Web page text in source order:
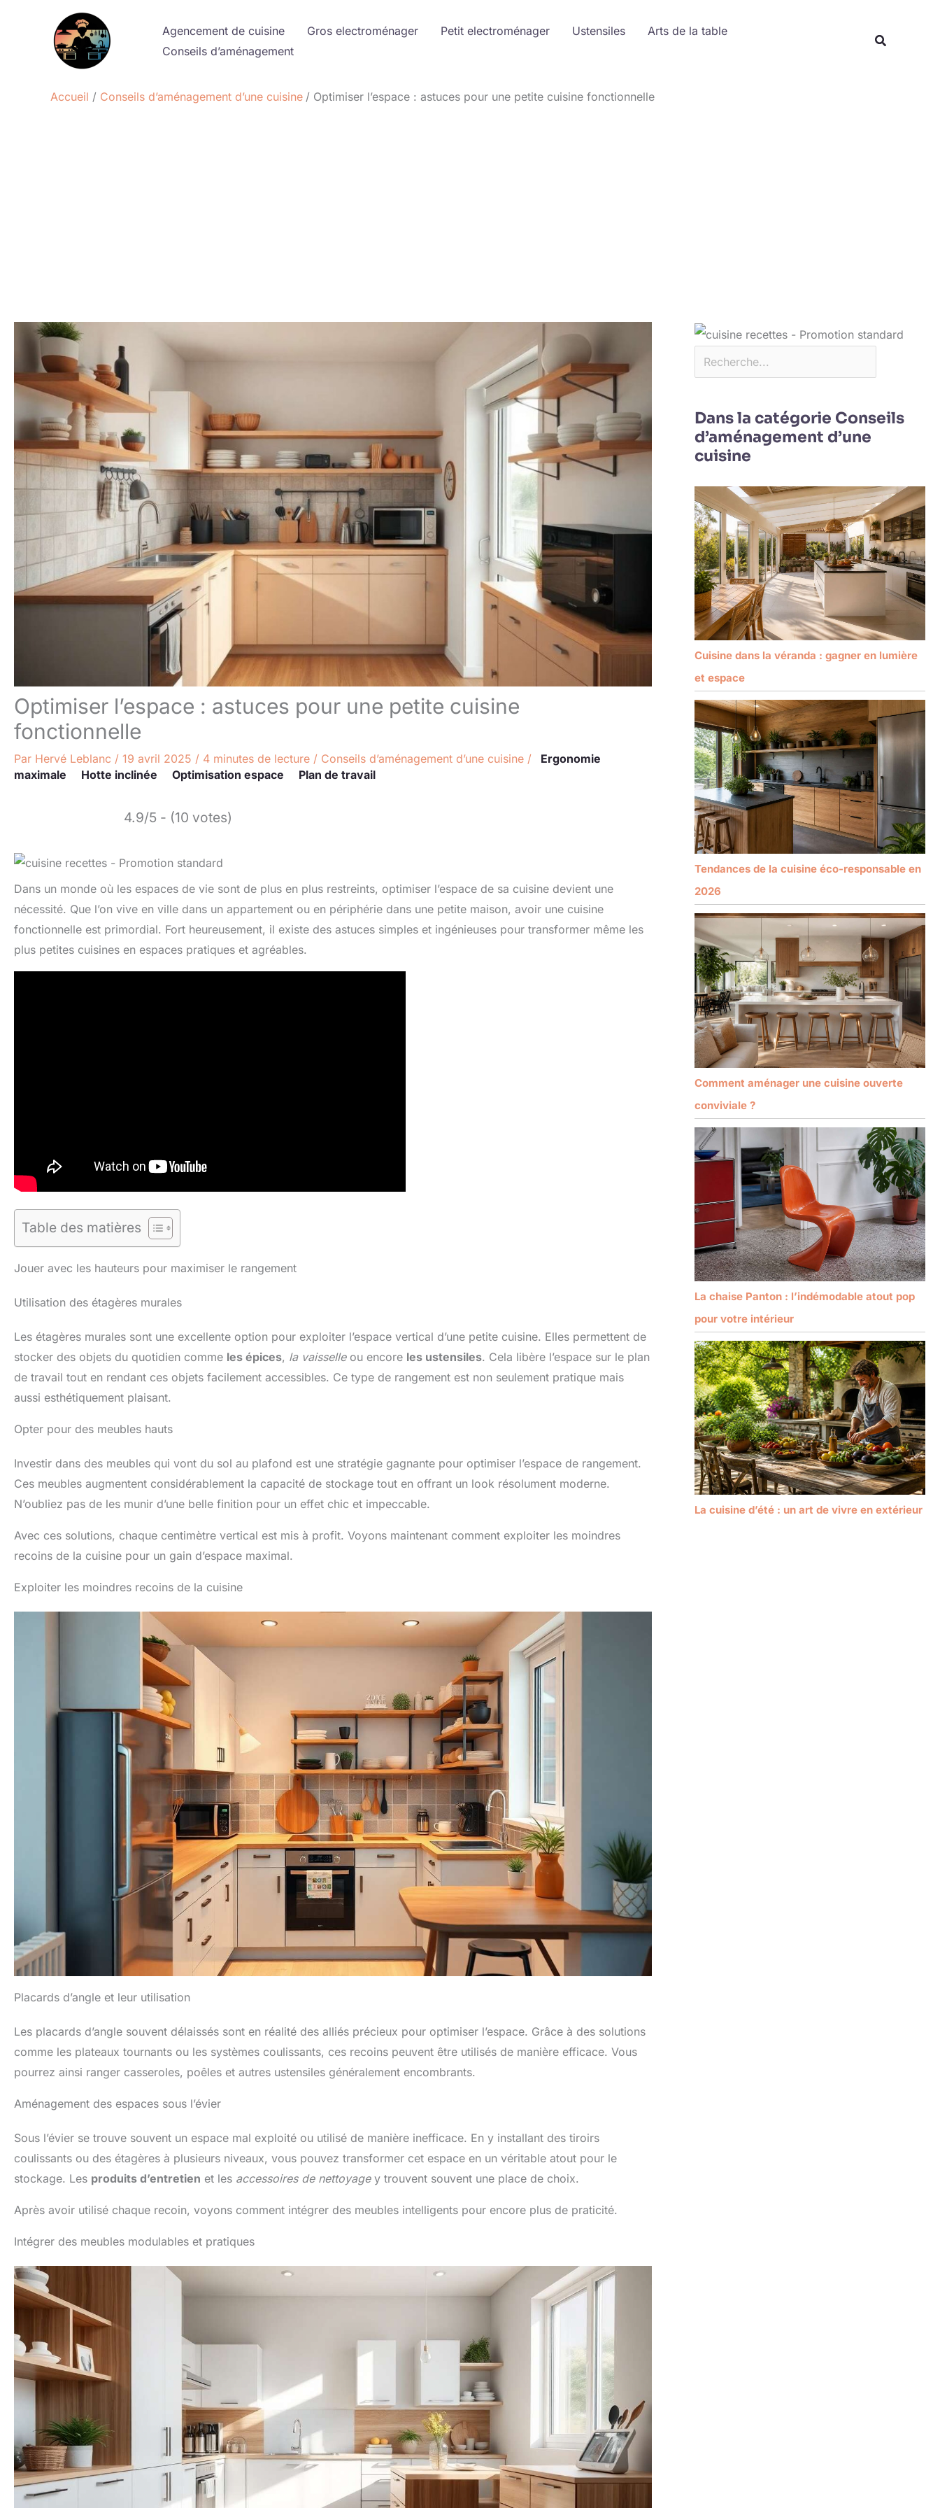
Agencement de cuisine Gros electroménager Petit electroménager Ustensiles
Arts de la table
Conseils d’aménagement
Accueil Conseils d’aménagement d’une cuisine Optimiser l’espace : astuces pour une petite cuisine fonctionnelle
Optimiser l’espace : astuces pour une petite cuisine
fonctionnelle
Par Hervé Leblanc / 19 avril 2025 / 4 minutes de lecture / Conseils d’aménagement d’une cuisine /
Ergonomie
maximale
Hotte inclinée Optimisation espace Plan de travail
4.9/5 - (10 votes)
Dans un monde où les espaces de vie sont de plus en plus restreints, optimiser l’espace de sa cuisine devient une
nécessité. Que l’on vive en ville dans un appartement ou en périphérie dans une petite maison, avoir une cuisine
fonctionnelle est primordial. Fort heureusement, il existe des astuces simples et ingénieuses pour transformer même les
plus petites cuisines en espaces pratiques et agréables.
Table des matières
Jouer avec les hauteurs pour maximiser le rangement
Utilisation des étagères murales
Les étagères murales sont une excellente option pour exploiter l’espace vertical d’une petite cuisine. Elles permettent de
stocker des objets du quotidien comme les épices, la vaisselleou encore les ustensiles. Cela libère l’espace sur le plan
de travail tout en rendant ces objets facilement accessibles. Ce type de rangement est non seulement pratique mais
aussi esthétiquement plaisant.
Opter pour des meubles hauts
Investir dans des meubles qui vont du sol au plafond est une stratégie gagnante pour optimiser l’espace de rangement.
Ces meubles augmentent considérablement la capacité de stockage tout en offrant un look résolument moderne.
N’oubliez pas de les munir d’une belle finition pour un effet chic et impeccable.
Avec ces solutions, chaque centimètre vertical est mis à profit. Voyons maintenant comment exploiter les moindres
recoins de la cuisine pour un gain d’espace maximal.
Exploiter les moindres recoins de la cuisine
Placards d’angle et leur utilisation
Les placards d’angle souvent délaissés sont en réalité des alliés précieux pour optimiser l’espace. Grâce à des solutions
comme les plateaux tournants ou les systèmes coulissants, ces recoins peuvent être utilisés de manière efficace. Vous
pourrez ainsi ranger casseroles, poêles et autres ustensiles généralement encombrants.
Aménagement des espaces sous l’évier
Sous l’évier se trouve souvent un espace mal exploité ou utilisé de manière inefficace. En y installant des tiroirs
coulissants ou des étagères à plusieurs niveaux, vous pouvez transformer cet espace en un véritable atout pour le
stockage. Les produits d’entretien et les accessoires de nettoyagey trouvent souvent une place de choix.
Après avoir utilisé chaque recoin, voyons comment intégrer des meubles intelligents pour encore plus de praticité.
Intégrer des meubles modulables et pratiques
Dans la catégorie Conseils
d’aménagement d’une
cuisine
Cuisine dans la véranda : gagner en lumière
et espace
Tendances de la cuisine éco-responsable en
2026
Comment aménager une cuisine ouverte
conviviale ?
La chaise Panton : l’indémodable atout pop
pour votre intérieur
La cuisine d’été : un art de vivre en extérieur